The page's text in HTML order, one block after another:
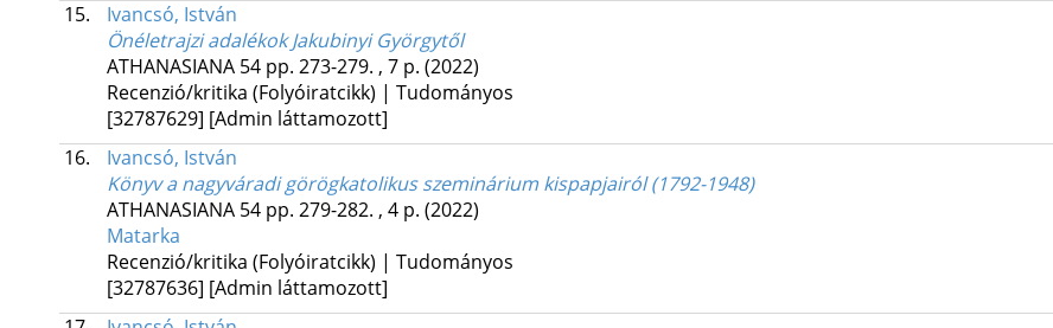
15.
Ivancsó, István
Önéletrajzi adalékok Jakubinyi Györgytől
ATHANASIANA 54 pp. 273-279. , 7 p. (2022)
Recenzió/kritika (Folyóiratcikk) | Tudományos
[32787629] [Admin láttamozott]
16.
Ivancsó, István
Könyv a nagyváradi görögkatolikus szeminárium kispapjairól (1792-1948)
ATHANASIANA 54 pp. 279-282. , 4 p. (2022)
Matarka
Recenzió/kritika (Folyóiratcikk) | Tudományos
[32787636] [Admin láttamozott]